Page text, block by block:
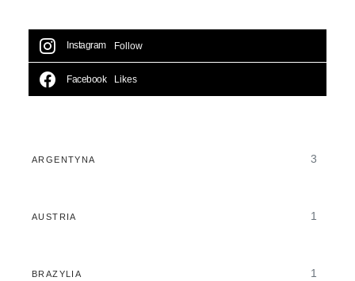
Instagram Follow
Facebook Likes
ARGENTYNA 3
AUSTRIA 1
BRAZYLIA 1